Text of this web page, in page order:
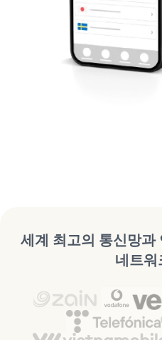
세계 최고의 통신망과
네트워